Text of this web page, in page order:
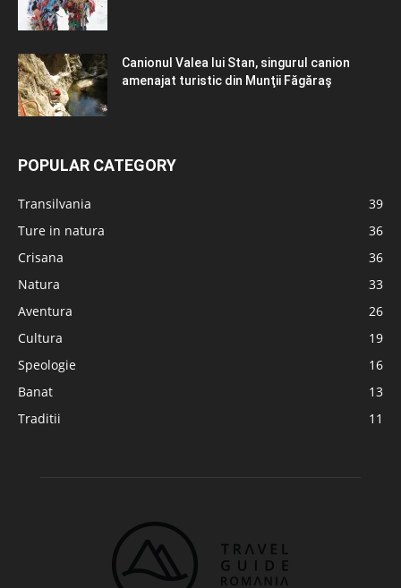
Canionul Valea lui Stan, singurul canion
amenajat turistic din Munţii Făgăraş
POPULAR CATEGORY
Transilvania
39
Ture in natura
36
Crisana
36
Natura
33
Aventura
26
Cultura
19
Speologie
16
Banat
13
Traditii
11